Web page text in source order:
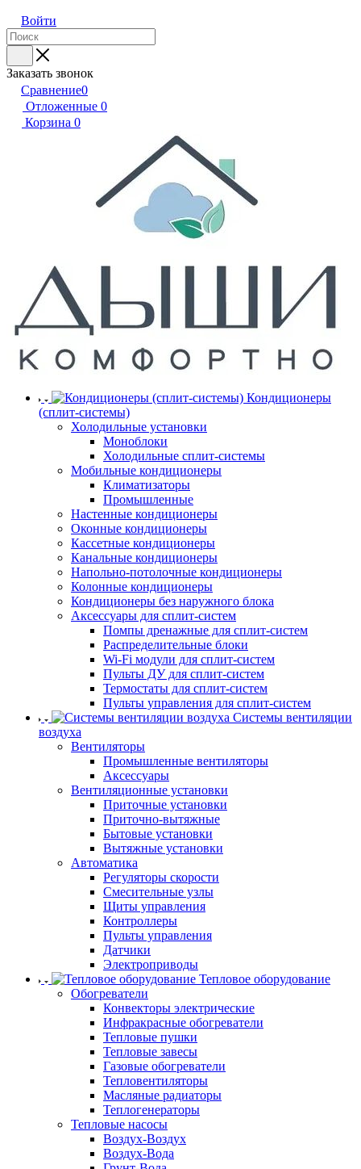
Войти
Заказать звонок
Сравнение0
Отложенные 0
Корзина 0
Кондиционеры
(сплит-системы)
Холодильные установки
Моноблоки
Холодильные сплит-системы
Мобильные кондиционеры
Климатизаторы
Промышленные
Настенные кондиционеры
Оконные кондиционеры
Кассетные кондиционеры
Канальные кондиционеры
Напольно-потолочные кондиционеры
Колонные кондиционеры
Кондиционеры без наружного блока
Аксессуары для сплит-систем
Помпы дренажные для сплит-систем
Распределительные блоки
Wi-Fi модули для сплит-систем
Пульты ДУ для сплит-систем
Термостаты для сплит-систем
Пульты управления для сплит-систем
Системы вентиляции
воздуха
Вентиляторы
Промышленные вентиляторы
Аксессуары
Вентиляционные установки
Приточные установки
Приточно-вытяжные
Бытовые установки
Вытяжные установки
Автоматика
Регуляторы скорости
Смесительные узлы
Щиты управления
Контроллеры
Пульты управления
Датчики
Электроприводы
Тепловое оборудование
Обогреватели
Конвекторы электрические
Инфракрасные обогреватели
Тепловые пушки
Тепловые завесы
Газовые обогреватели
Тепловентиляторы
Масляные радиаторы
Теплогенераторы
Тепловые насосы
Воздух-Воздух
Воздух-Вода